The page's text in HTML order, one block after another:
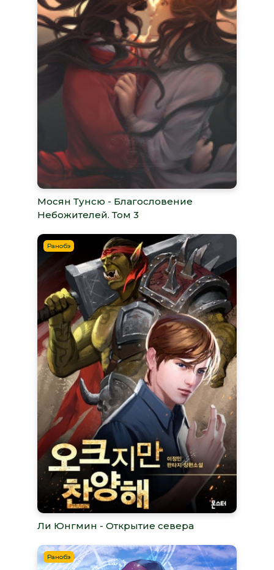
Мосян Тунсю - Благословение
Небожителей. Том 3
Ранобэ
Ли Юнгмин - Открытие севера
Ранобэ